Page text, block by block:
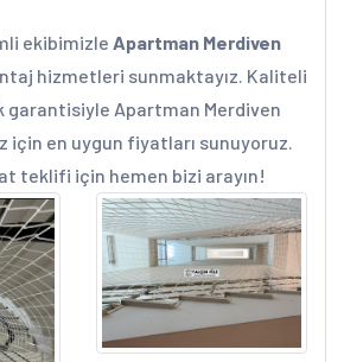
ekibimizle Apartman Merdiven
hizmetleri sunmaktayız. Kaliteli
garantisiyle Apartman Merdiven
için en uygun fiyatları sunuyoruz.
teklifi için hemen bizi arayın!